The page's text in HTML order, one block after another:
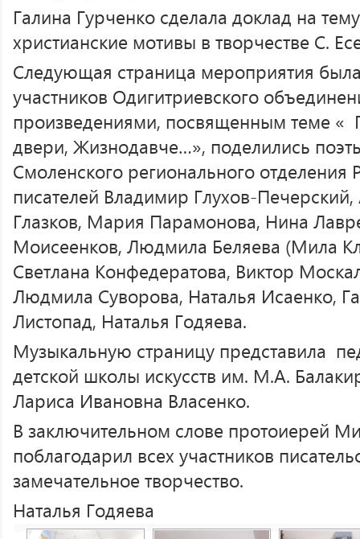
Галина Гурченко сделала доклад на
христианские мотивы в творчестве С.
Следующая страница мероприятия
участников Одигитриевского
произведениями, посвященным теме «
двери, Жизнодавче…», поделились
Смоленского регионального отделения
писателей Владимир Глухов-
Глазков, Мария Парамонова, Нина
Моисеенков, Людмила Беляева (Мила
Светлана Конфедератова, Виктор
Людмила Суворова, Наталья Исаенко,
Листопад, Наталья Годяева.
Музыкальную страницу представила
детской школы искусств им. М.А.
Лариса Ивановна Власенко.
В заключительном слове протоиерей
поблагодарил всех участников
замечательное творчество.
Наталья Годяева